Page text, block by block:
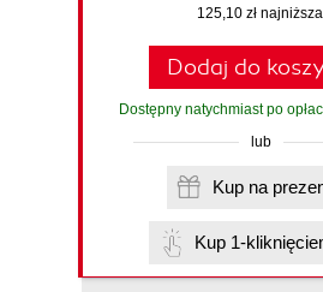
125,10 zł
Dodaj do
Dostępny natychmiast po
lub
Kup na
Kup 1-